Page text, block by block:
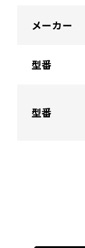
メーカー
型番
型番